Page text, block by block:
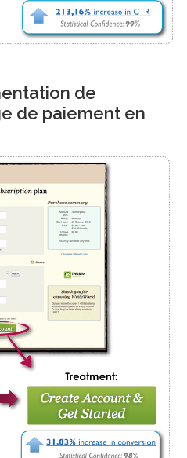
de
de paiement en